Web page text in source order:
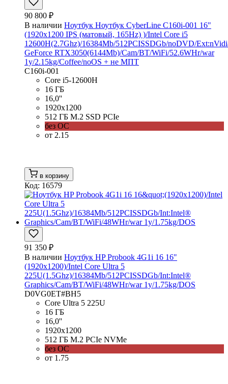
90 800 ₽
В наличии Ноутбук Ноутбук CyberLine C160i-001 16"
(1920x1200 IPS (матовый, 165Hz) )/Intel Core i5
12600H(2.7Ghz)/16384Mb/512PCISSDGb/noDVD/
GeForce RTX3050(6144Mb)/Cam/BT/WiFi/52.6WHr/war
1y/2.15kg/Coffee/noOS + не МПТ
C160i-001
Core i5-12600H
16 ГБ
16,0''
1920x1200
512 ГБ M.2 SSD PCIe
без ОС
от 2.15
в корзину
Код: 16579
91 350 ₽
В наличии Ноутбук HP Probook 4G1i 16 16"
(1920x1200)/Intel Core Ultra 5
225U(1.5Ghz)/16384Mb/512PCISSDGb/Int:Intel®
Graphics/Cam/BT/WiFi/48WHr/war 1y/1.75kg/DOS
D0VG0ET#BH5
Core Ultra 5 225U
16 ГБ
16,0''
1920x1200
512 ГБ M.2 PCIe NVMe
без ОС
от 1.75